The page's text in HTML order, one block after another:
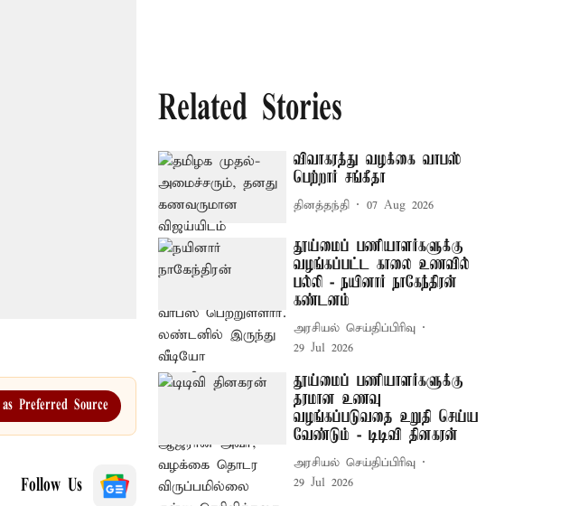
Preferred Source
Follow Us
Related Stories
விவாகரத்து வழக்கை வாபஸ்
பெற்றார் சங்கீதா
தினத்தந்தி 07 Aug 2026
தூய்மைப் பணியாளர்களுக்கு
வழங்கப்பட்ட காலை உணவில்
பல்லி - நயினார் நாகேந்திரன்
கண்டனம்
அரசியல் செய்திப்பிரிவு
29 Jul 2026
தூய்மைப் பணியாளர்களுக்கு
தரமான உணவு
வழங்கப்படுவதை உறுதி செய்ய
வேண்டும் - டிடிவி தினகரன்
அரசியல் செய்திப்பிரிவு
29 Jul 2026